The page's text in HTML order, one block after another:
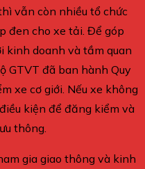
vẫn còn nhiều tổ chức
đen cho xe tải. Để góp
kinh doanh và tầm quan
GTVT đã ban hành Quy
xe cơ giới. Nếu xe không
kiện để đăng kiểm và
thông.
gia giao thông và kinh